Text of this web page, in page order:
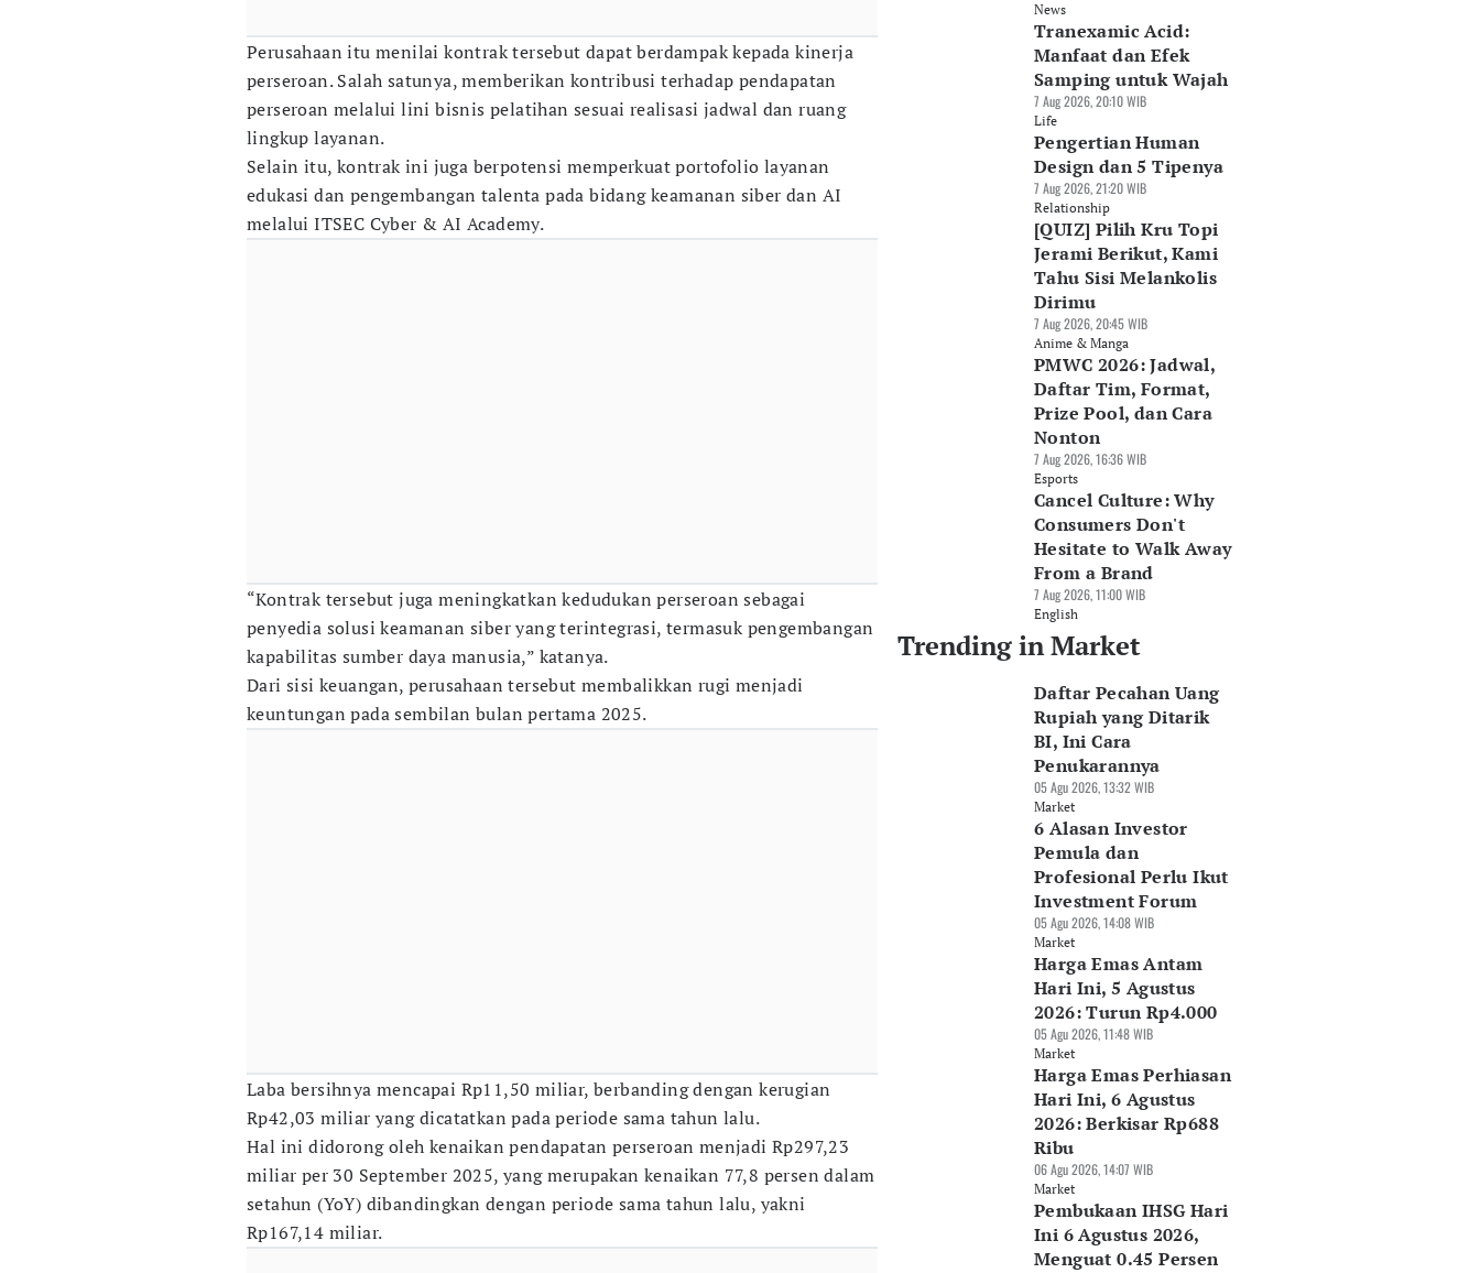
Perusahaan itu menilai kontrak tersebut dapat berdampak kepada kinerja
perseroan. Salah satunya, memberikan kontribusi terhadap pendapatan
perseroan melalui lini bisnis pelatihan sesuai realisasi jadwal dan ruang
lingkup layanan.
Selain itu, kontrak ini juga berpotensi memperkuat portofolio layanan
edukasi dan pengembangan talenta pada bidang keamanan siber dan AI
melalui ITSEC Cyber & AI Academy.
“Kontrak tersebut juga meningkatkan kedudukan perseroan sebagai
penyedia solusi keamanan siber yang terintegrasi, termasuk pengembangan
kapabilitas sumber daya manusia,” katanya.
Dari sisi keuangan, perusahaan tersebut membalikkan rugi menjadi
keuntungan pada sembilan bulan pertama 2025.
Laba bersihnya mencapai Rp11,50 miliar, berbanding dengan kerugian
Rp42,03 miliar yang dicatatkan pada periode sama tahun lalu.
Hal ini didorong oleh kenaikan pendapatan perseroan menjadi Rp297,23
miliar per 30 September 2025, yang merupakan kenaikan 77,8 persen dalam
setahun (YoY) dibandingkan dengan periode sama tahun lalu, yakni
Rp167,14 miliar.
News
Tranexamic Acid:
Manfaat dan Efek
Samping untuk Wajah
7 Aug 2026, 20:10 WIB
Life
Pengertian Human
Design dan 5 Tipenya
7 Aug 2026, 21:20 WIB
Relationship
[QUIZ] Pilih Kru Topi
Jerami Berikut, Kami
Tahu Sisi Melankolis
Dirimu
7 Aug 2026, 20:45 WIB
Anime & Manga
PMWC 2026: Jadwal,
Daftar Tim, Format,
Prize Pool, dan Cara
Nonton
7 Aug 2026, 16:36 WIB
Esports
Cancel Culture: Why
Consumers Don't
Hesitate to Walk Away
From a Brand
7 Aug 2026, 11:00 WIB
English
Trending in Market
Daftar Pecahan Uang
Rupiah yang Ditarik
BI, Ini Cara
Penukarannya
05 Agu 2026, 13:32 WIB
Market
6 Alasan Investor
Pemula dan
Profesional Perlu Ikut
Investment Forum
05 Agu 2026, 14:08 WIB
Market
Harga Emas Antam
Hari Ini, 5 Agustus
2026: Turun Rp4.000
05 Agu 2026, 11:48 WIB
Market
Harga Emas Perhiasan
Hari Ini, 6 Agustus
2026: Berkisar Rp688
Ribu
06 Agu 2026, 14:07 WIB
Market
Pembukaan IHSG Hari
Ini 6 Agustus 2026,
Menguat 0.45 Persen